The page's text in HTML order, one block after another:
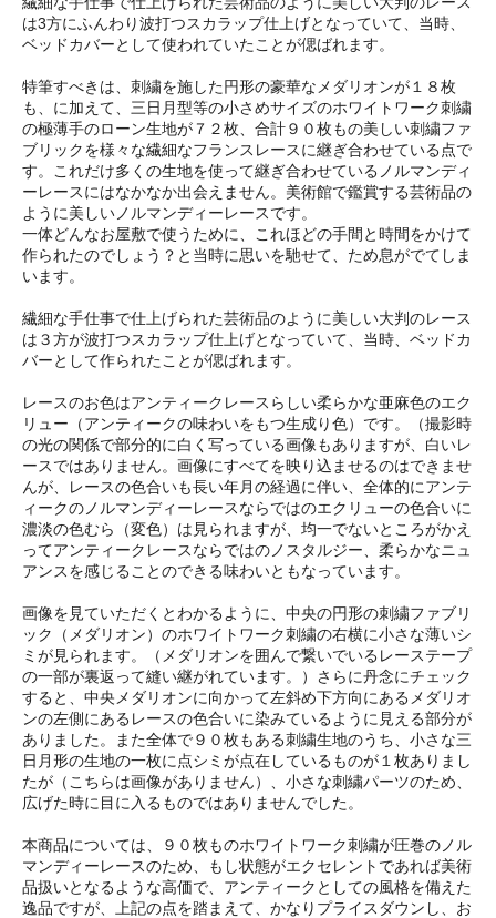
は3方にふんわり波打つスカラップ仕上げとなっていて、当時、
ベッドカバーとして使われていたことが偲ばれます。
特筆すべきは、刺繍を施した円形の豪華なメダリオンが１８枚
も、に加えて、三日月型等の小さめサイズのホワイトワーク刺繍
の極薄手のローン生地が７２枚、合計９０枚もの美しい刺繍ファ
ブリックを様々な繊細なフランスレースに継ぎ合わせている点で
す。これだけ多くの生地を使って継ぎ合わせているノルマンディ
ーレースにはなかなか出会えません。美術館で鑑賞する芸術品の
ように美しいノルマンディーレースです。
一体どんなお屋敷で使うために、これほどの手間と時間をかけて
作られたのでしょう？と当時に思いを馳せて、ため息がでてしま
います。
繊細な手仕事で仕上げられた芸術品のように美しい大判のレース
は３方が波打つスカラップ仕上げとなっていて、当時、ベッドカ
バーとして作られたことが偲ばれます。
レースのお色はアンティークレースらしい柔らかな亜麻色のエク
リュー（アンティークの味わいをもつ生成り色）です。（撮影時
の光の関係で部分的に白く写っている画像もありますが、白いレ
ースではありません。画像にすべてを映り込ませるのはできませ
んが、レースの色合いも長い年月の経過に伴い、全体的にアンテ
ィークのノルマンディーレースならではのエクリューの色合いに
濃淡の色むら（変色）は見られますが、均一でないところがかえ
ってアンティークレースならではのノスタルジー、柔らかなニュ
アンスを感じることのできる味わいともなっています。
画像を見ていただくとわかるように、中央の円形の刺繍ファブリ
ック（メダリオン）のホワイトワーク刺繍の右横に小さな薄いシ
ミが見られます。（メダリオンを囲んで繋いでいるレーステープ
の一部が裏返って縫い継がれています。）さらに丹念にチェック
すると、中央メダリオンに向かって左斜め下方向にあるメダリオ
ンの左側にあるレースの色合いに染みているように見える部分が
ありました。また全体で９０枚もある刺繍生地のうち、小さな三
日月形の生地の一枚に点シミが点在しているものが１枚ありまし
たが（こちらは画像がありません）、小さな刺繍パーツのため、
広げた時に目に入るものではありませんでした。
本商品については、９０枚ものホワイトワーク刺繍が圧巻のノル
マンディーレースのため、もし状態がエクセレントであれば美術
品扱いとなるような高価で、アンティークとしての風格を備えた
逸品ですが、上記の点を踏まえて、かなりプライスダウンし、お